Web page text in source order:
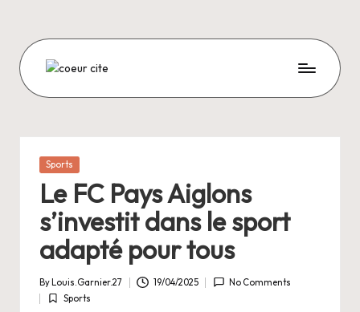
content
C
E
U
R
C
I
T
E
Posted
Sports
Le FC Pays Aiglons
s’investit dans le sport
adapté pour tous
Posted
by
By Louis.Garnier.27 19/04/2025 No Comments
Posted
Sports